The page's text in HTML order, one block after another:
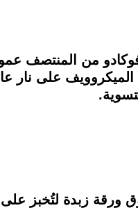
من المنتصف
على نار